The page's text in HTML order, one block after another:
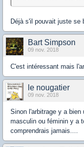
Déjà s'il pouvait juste se
Bart Simpson
09 nov. 2018
C'est intéressant mais
le nougatier
09 nov. 2018
Sinon l'arbitrage y a
masculin ou féminin y a
comprendrais jamais....